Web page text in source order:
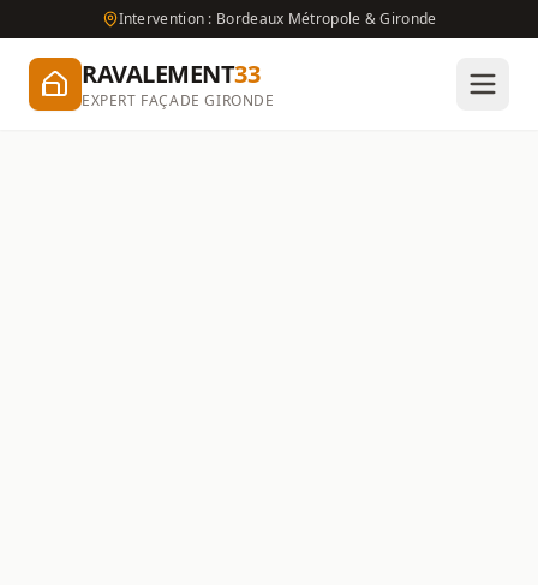
Intervention : Bordeaux Métropole & Gironde
RAVALEMENT33
EXPERT FAÇADE GIRONDE